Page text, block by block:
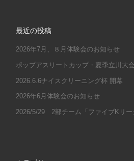
最近の投稿
2026年7月、８月体験会のお知らせ
ポップアスリートカップ・夏季立川大
2026.6.6ナイスクリーニング杯 開幕
2026年6月体験会のお知らせ
2026/5/29 2部チーム「ファイブKリー